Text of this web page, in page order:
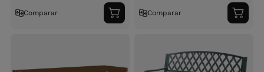
Comparar
Adicionar
ao
Comparar
ao